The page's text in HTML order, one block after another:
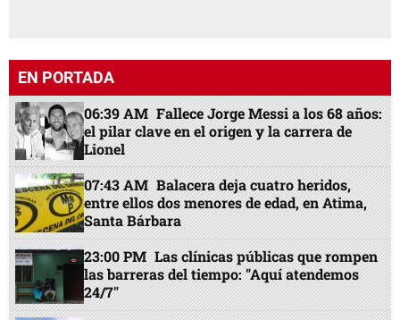
EN PORTADA
06:39 AM Fallece Jorge Messi a los 68 años:
el pilar clave en el origen y la carrera de
Lionel
07:43 AM Balacera deja cuatro heridos,
entre ellos dos menores de edad, en Atima,
Santa Bárbara
23:00 PM Las clínicas públicas que rompen
las barreras del tiempo: "Aquí atendemos
24/7"